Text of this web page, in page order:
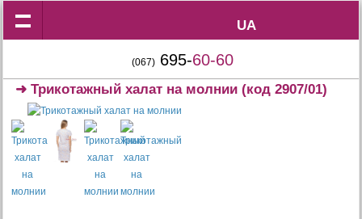
UA
UA
(067) 695-60-60
➜Трикотажный халат на молнии (код 2907/01)